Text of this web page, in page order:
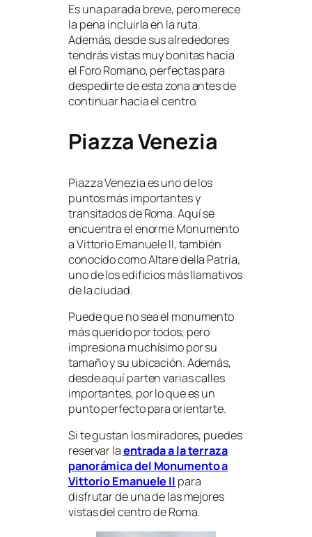
Es una parada breve, pero merece
la pena incluirla en la ruta.
Además, desde sus alrededores
tendrás vistas muy bonitas hacia
el Foro Romano, perfectas para
despedirte de esta zona antes de
continuar hacia el centro.
Piazza Venezia
Piazza Venezia es uno de los
puntos más importantes y
transitados de Roma. Aquí se
encuentra el enorme Monumento
a Vittorio Emanuele II, también
conocido como Altare della Patria,
uno de los edificios más llamativos
de la ciudad.
Puede que no sea el monumento
más querido por todos, pero
impresiona muchísimo por su
tamaño y su ubicación. Además,
desde aquí parten varias calles
importantes, por lo que es un
punto perfecto para orientarte.
Si te gustan los miradores, puedes
reservar laentrada a la terraza
panorámica del Monumento a
Vittorio Emanuele II para
disfrutar de una de las mejores
vistas del centro de Roma.